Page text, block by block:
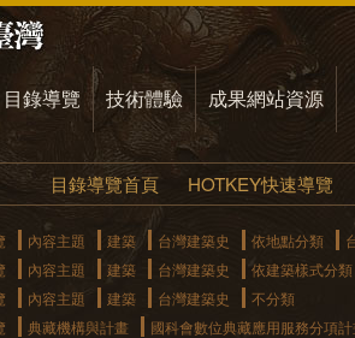
目錄導覽 技術體驗 成果網站資源
目錄導覽首頁 HOTKEY快速導覽
內容主題 建築 台灣建築史 依地點分類
內容主題 建築 台灣建築史
依建築樣式分類
內容主題 建築 台灣建築史
不分類
典藏機構與計畫 國科會數位典藏應用服務分項